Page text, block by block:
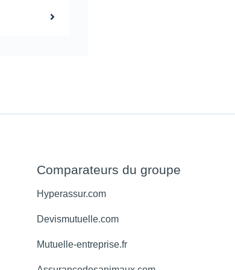
Comparateurs du groupe
Hyperassur.com
Devismutuelle.com
Mutuelle-entreprise.fr